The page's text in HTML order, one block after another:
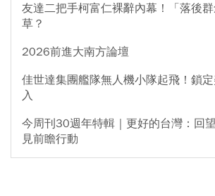
友達二把手柯富仁裸辭內幕！「落後
草？
2026前進大南方論壇
佳世達集團艦隊無人機小隊起飛！鎖
入
今周刊30週年特輯｜更好的台灣：回
見前瞻行動